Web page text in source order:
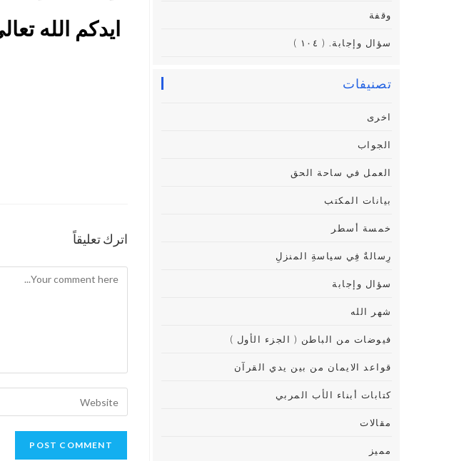
ايدكم الله
اترك تعليقاً
وقفة
سؤال وإجابة. ( ١٠٤ )
تصنيفات
اخرى
الجواب
العمل في ساحة الحق
بيانات المكتب
خمسة أسطر
رِسالةٌ فِي سياسةِ المنزلِ
سؤال وإجابة
شهر الله
فيوضات من الباطن ( الجزء الأول )
قواعد الايمان من بين يدي القرآن
كتابات أبناء الأب المربي
مقالات
مميز